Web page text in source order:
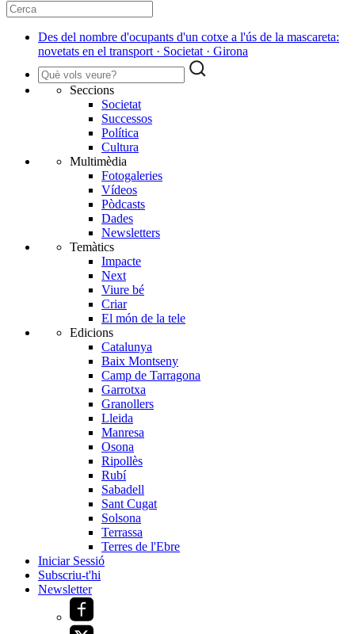
Des del nombre d'ocupants d'un cotxe a l'ús de la mascareta:
novetats en el transport · Societat · Girona
Seccions
Societat
Successos
Política
Cultura
Multimèdia
Fotogaleries
Vídeos
Pòdcasts
Dades
Newsletters
Temàtics
Impacte
Next
Viure bé
Criar
El món de la tele
Edicions
Catalunya
Baix Montseny
Camp de Tarragona
Garrotxa
Granollers
Lleida
Manresa
Osona
Ripollès
Rubí
Sabadell
Sant Cugat
Solsona
Terrassa
Terres de l'Ebre
Iniciar Sessió
Subscriu-t'hi
Newsletter